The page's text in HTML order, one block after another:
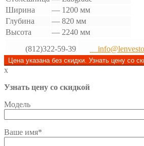
Ширина
— 1200 мм
Глубина
— 820 мм
Высота
— 2240 мм
(812)322-59-39
Цена указана без скидки. Узнать цену со
x
Узнать цену со скидкой
Модель
Ваше имя*